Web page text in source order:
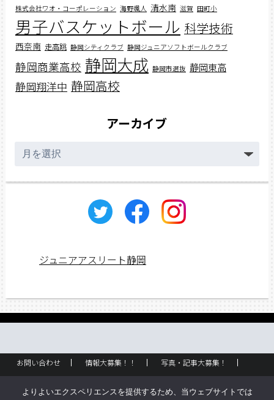
株式会社ワオ・コーポレーション 海野颯人 清水南 滋賀 田町小
男子バスケットボール 科学技術
西奈南 走高跳 静岡シティクラブ 静岡ジュニアソフトボールクラブ
静岡商業高校 静岡大成 静岡市選抜 静岡東高
静岡翔洋中 静岡高校
アーカイブ
ー
ジュニアアスリート静岡
お問い合わせ 情報大募集！！
写真・記事大募集！
よりよいエクスペリエンスを提供するため、当ウェブサイトでは